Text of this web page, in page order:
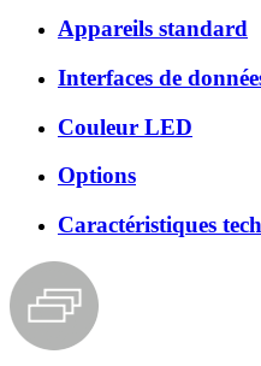
Appareils standard
Interfaces de
Couleur LED
Options
Caractéristiques